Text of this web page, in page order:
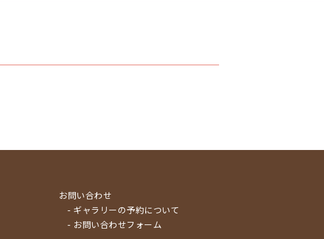
お問い合わせ
- ギャラリーの予約について
- お問い合わせフォーム